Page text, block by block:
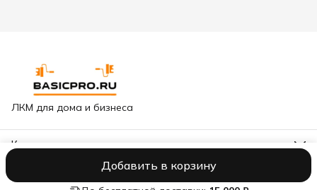
Добавить в корзину
ЛКМ для дома и бизнеса
Контакты
Москва, Варшавское шоссе, 65к2
Горячая линия сети
ОплатаДоставкаПравила возвратаРеквизитыОферта